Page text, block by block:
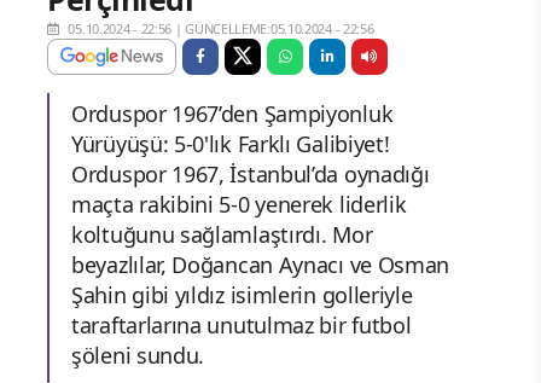
05.10.2024 - 22:56 |GÜNCELLEME:05.10.2024 - 22:56
Orduspor 1967’den Şampiyonluk
Yürüyüşü: 5-0'lık Farklı Galibiyet!
Orduspor 1967, İstanbul’da oynadığı
maçta rakibini 5-0 yenerek liderlik
koltuğunu sağlamlaştırdı. Mor
beyazlılar, Doğancan Aynacı ve Osman
Şahin gibi yıldız isimlerin golleriyle
taraftarlarına unutulmaz bir futbol
şöleni sundu.